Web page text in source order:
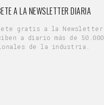
A LA NEWSLETTER DIARIA
gratis a la Newsletter
a diario más de 50.000
de la industria.